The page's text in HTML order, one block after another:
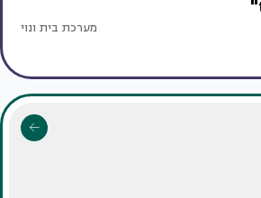
מערכת בית ונוי